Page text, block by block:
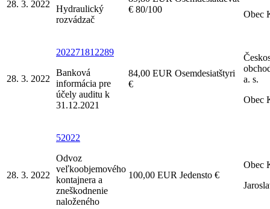
28. 3. 2022
Hydraulický
rozvádzač
€ 80/100
Obec
28. 3. 2022
202271812289
Banková
informácia pre
účely auditu k
31.12.2021
84,00 EUR Osemdesiatštyri
€
a. s.
Obec
28. 3. 2022
52022
Odvoz
veľkoobjemového
kontajnera a
zneškodnenie
naloženého
100,00 EUR Jedensto €
Obec